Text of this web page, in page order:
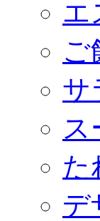
エ
ご
サ
ス
た
デ